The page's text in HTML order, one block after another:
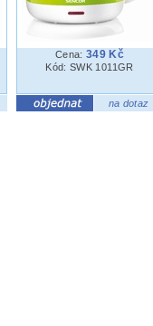
Cena: 349 Kč
Kód: SWK 1011GR
na dotaz